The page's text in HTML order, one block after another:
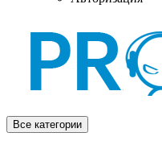
Все категории